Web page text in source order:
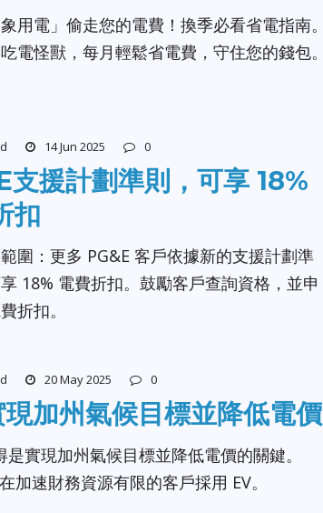
用電」偷走您的電費！換季必看省電指南
電怪獸，每月輕鬆省電費，守住您的錢包
14 Jun 2025 0
支援計劃準則，可享 18%
扣
圍：更多 PG&E 客戶依據新的支援計劃準
18% 電費折扣。鼓勵客戶查詢資格，並申
折扣。
20 May 2025 0
加州氣候目標並降低電價
是實現加州氣候目標並降低電價的關鍵。
加速財務資源有限的客戶採用 EV。